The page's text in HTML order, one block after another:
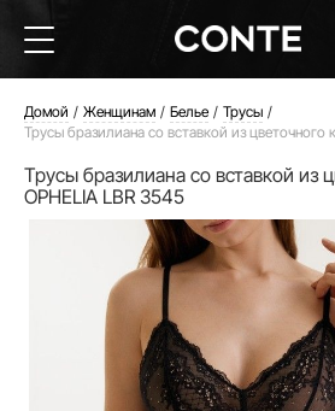
Домой Женщинам Белье
Трусы
Трусы бразилиана со вставкой из цветочного
Трусы бразилиана со вставкой из
OPHELIA LBR 3545